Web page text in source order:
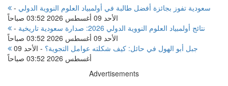
سعودية تفوز بجائزة أفضل طالبة في أولمبياد العلوم النووية الدولي -
الأحد 09 أغسطس 2026 03:52 صباحاً
نتائج أولمبياد العلوم النووية الدولي 2026: صدارة سعودية تاريخية
-
الأحد 09 أغسطس 2026 03:52 صباحاً
جبل أبو الهول في حائل: كيف شكلته عوامل التجوية؟ -
الأحد 09
أغسطس 2026 03:52 صباحاً
Advertisements